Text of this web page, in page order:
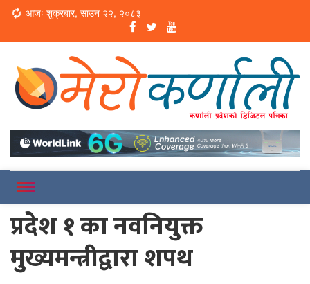
Loading...
आजः शुक्रबार, साउन २२, २०८३
Merokarnali
प्रदेश १ का नवनियुक्त
मुख्यमन्त्रीद्वारा शपथ